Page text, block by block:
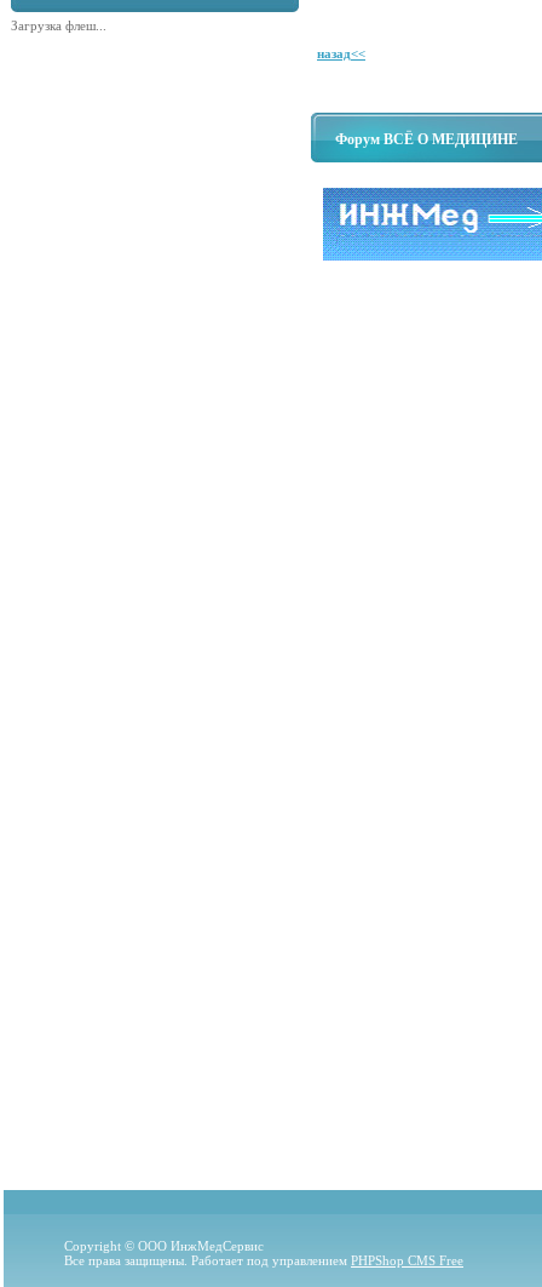
Загрузка флеш...
назад<<
Форум ВСЁ О МЕДИЦИНЕ
Copyright © ООО ИнжМедСервис
Все права защищены. Работает под управлением PHPShop CMS Free